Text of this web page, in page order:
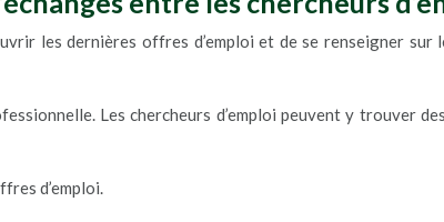
les dernières offres d’emploi et de se renseigner
Les chercheurs d’emploi peuvent y trouver
d’emploi.